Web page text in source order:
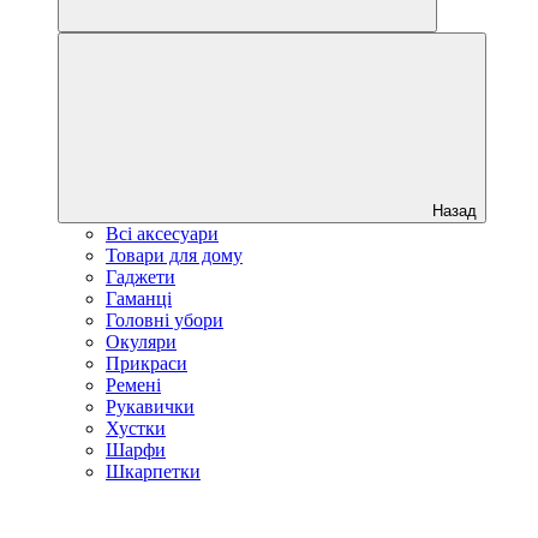
Назад
Всі аксесуари
Товари для дому
Гаджети
Гаманці
Головні убори
Окуляри
Прикраси
Ремені
Рукавички
Хустки
Шарфи
Шкарпетки